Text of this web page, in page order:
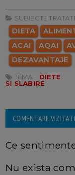
SUBIECTE
DIETA
ACAI
AQAI
DEZAVANTAJE
TEMA:
DIETE
SI SLABIRE
COMENTARII
Ce
Nu exista